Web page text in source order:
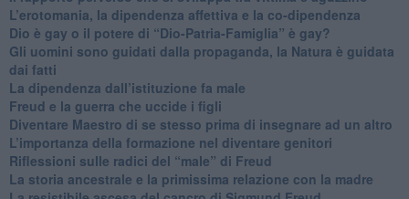
L’erotomania, la dipendenza affettiva e la co-dipendenza
​Dio è gay o il potere di “Dio-Patria-Famiglia” è gay?
​Gli uomini sono guidati dalla propaganda, la Natura è guidata
dai fatti
La dipendenza dall’istituzione fa male
​Freud e la guerra che uccide i figli
​Diventare Maestro di se stesso prima di insegnare ad un altro
L’importanza della formazione nel diventare genitori
Riflessioni sulle radici del “male” di Freud
​La storia ancestrale e la primissima relazione con la madre